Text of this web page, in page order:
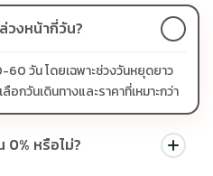
วงหน้ากี่วัน?
วัน โดยเฉพาะช่วงวันหยุดยาว
กวันเดินทางและราคาที่เหมาะกว่า
0% หรือไม่?